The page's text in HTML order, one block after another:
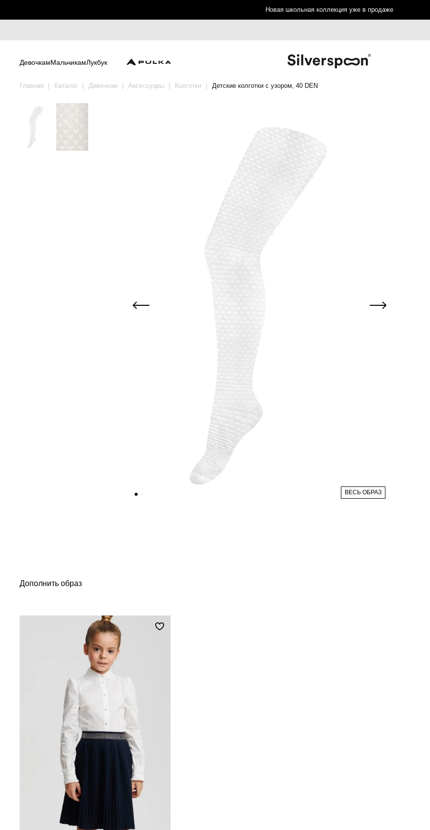
Новая школьная коллекция уже в продаже
ДевочкамМальчикамЛукбук
Главная Каталог Девочкам Аксессуары Колготки Детские колготки с узором, 40 DEN
ВЕСЬ ОБРАЗ
Дополнить образ